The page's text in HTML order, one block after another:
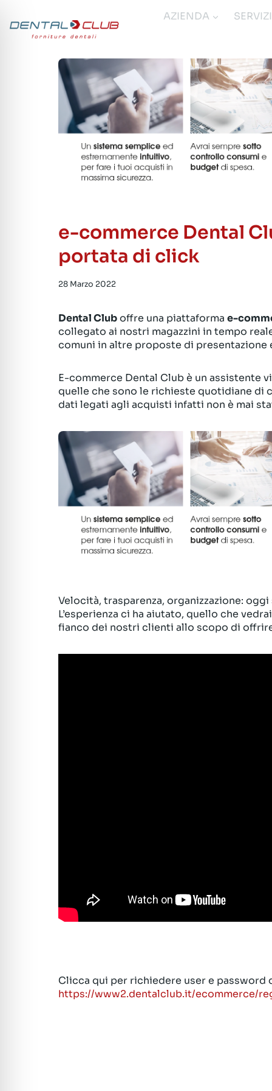
contenuto
AZIENDA
e-commerce Dental
portata di click
28 Marzo 2022
Dental Cluboffre una piattaforma e-
collegato ai nostri magazzini in tempo
comuni in altre proposte di presentazione
E-commerce Dental Club è un assistente
quelle che sono le richieste quotidiane di
dati legati agli acquisti infatti non è mai
Velocità, trasparenza, organizzazione:
L’esperienza ci ha aiutato, quello che
fianco dei nostri clienti allo scopo di
Clicca qui per richiedere user e password
https://www2.dentalclub.it/ecommerce/